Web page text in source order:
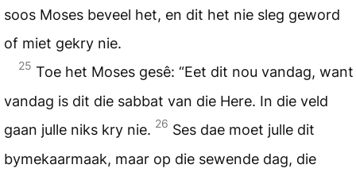
soos Moses beveel het, en dit het nie sleg geword
of miet gekry nie.
25 Toe het Moses gesê: “Eet dit nou vandag, want
vandag is dit die sabbat van die Here. In die veld
gaan julle niks kry nie. 26 Ses dae moet julle dit
bymekaarmaak, maar op die sewende dag, die